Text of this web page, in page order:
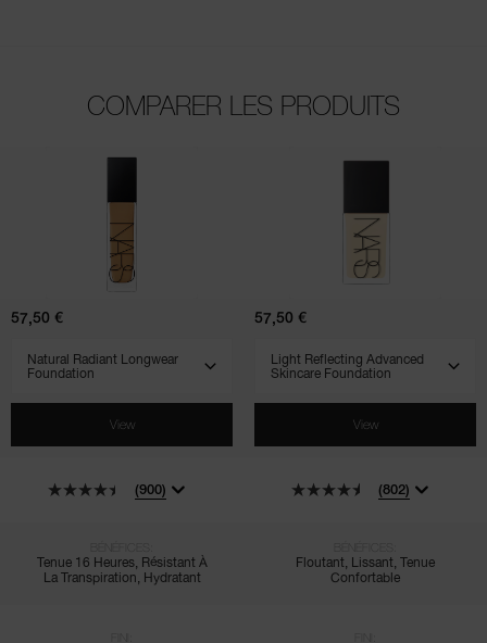
COMPARER LES PRODUITS
Natural
Radiant
Longwear
Foundation
57,50 €
View
(900)
Tenue 16 Heures, Résistant À
La Transpiration, Hydratant
Light
Reflecting
Advanced
Skincare
57,50 €
View
(802)
Floutant, Lissant, Tenue
Confortable